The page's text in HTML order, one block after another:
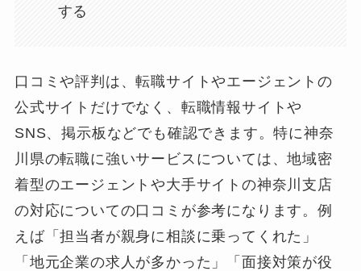
する
口コミや評判は、転職サイトやエージェントの
公式サイトだけでなく、転職情報サイトや
SNS、掲示板などでも確認できます。特に神奈
川県の転職に強いサービスについては、地域密
着型のエージェントや大手サイトの神奈川支店
の対応についての口コミが参考になります。例
えば「担当者が親身に相談に乗ってくれた」
「地元企業の求人が多かった」「面接対策が役